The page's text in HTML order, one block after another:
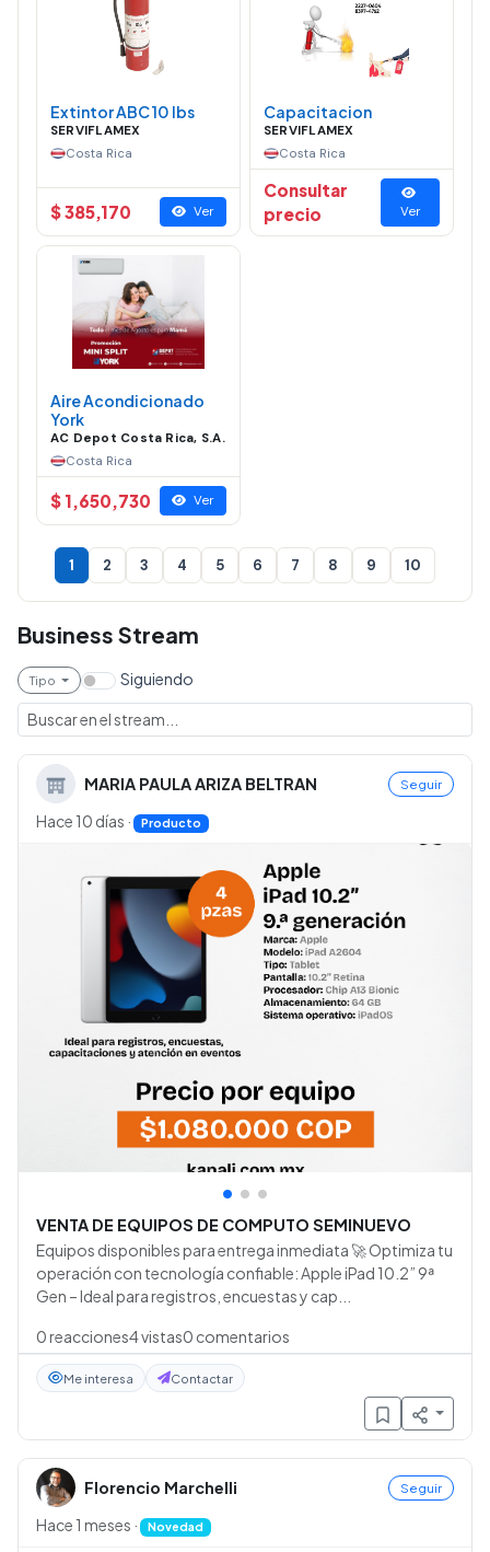
Extintor ABC 10 lbs
SERVIFLAMEX
Costa Rica
$ 385,170 Ver
Capacitacion
SERVIFLAMEX
Costa Rica
Consultar
precio
Ver
Aire Acondicionado
York
AC Depot Costa Rica, S.A.
Costa Rica
$ 1,650,730 Ver
1 2 3 4 5 6 7 8 9 10
Business Stream
Tipo Siguiendo
MARIA PAULA ARIZA BELTRAN Seguir
Hace 10 días · Producto
• • •
VENTA DE EQUIPOS DE COMPUTO SEMINUEVO
Equipos disponibles para entrega inmediata 🚀 Optimiza tu
operación con tecnología confiable: Apple iPad 10.2” 9ª
Gen – Ideal para registros, encuestas y cap...
0reacciones4vistas0 comentarios
Me interesa Contactar
Florencio Marchelli Seguir
Hace 1 meses · Novedad